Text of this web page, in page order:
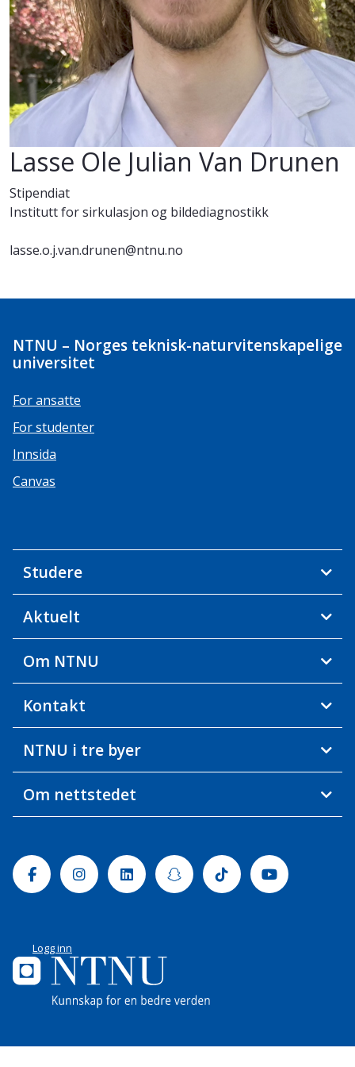
Lasse Ole Julian Van Drunen
Stipendiat
Institutt for sirkulasjon og bildediagnostikk
lasse.o.j.van.drunen@ntnu.no
NTNU – Norges teknisk-naturvitenskapelige
universitet
For ansatte
For studenter
Innsida
Canvas
Studere
Aktuelt
Om NTNU
Kontakt
NTNU i tre byer
Om nettstedet
FacebookInstagramLinkedinSnapchatTiktok Youtube
Logg inn